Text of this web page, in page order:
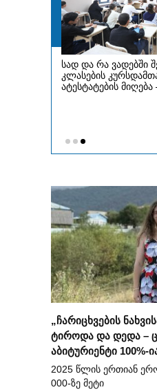
„ჩარიცხვების
ტიროდა და დედა –
აბიტურიენტი 100%-
2025 წლის ერთიან
000-ზე მეტი